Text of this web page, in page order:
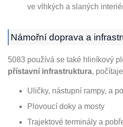
ve vlhkých a slaných
Námořní doprava a
5083 používá se také hliníkový
přístavní infrastruktura,
Uličky, nástupní rampy, a
Plovoucí doky a mosty
Trajektové terminály a